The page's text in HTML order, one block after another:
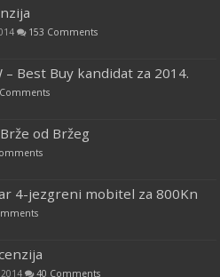
153 Comments
– Best Buy kandidat za 2014.
od Bržeg
4-jezgreni mobitel za 800Kn
40 Comments